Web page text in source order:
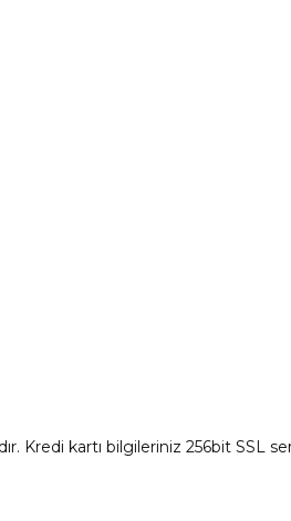
Kredi kartı bilgileriniz 256bit SSL